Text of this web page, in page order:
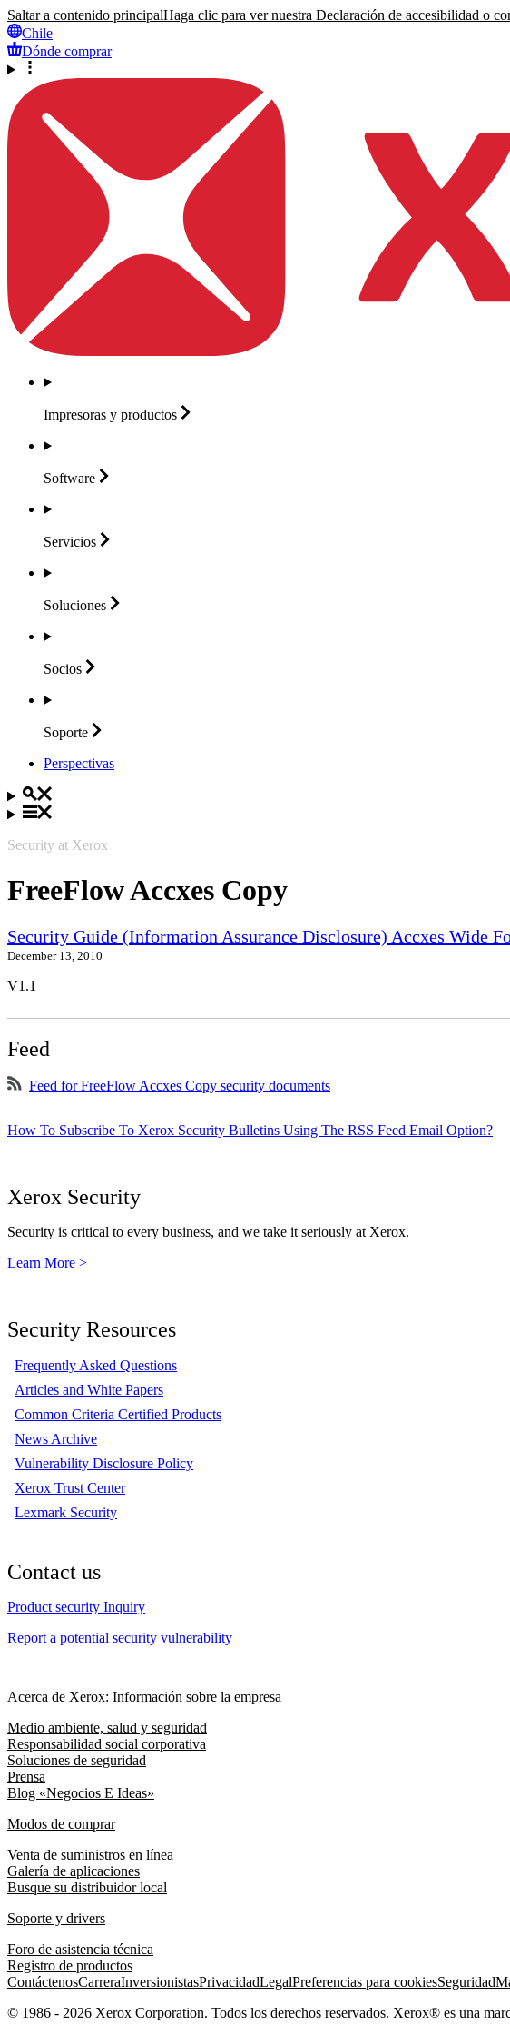
Saltar a contenido principalHaga clic para ver nuestra Declaración de accesibilidad o
Chile
Dónde comprar
Impresoras y productos
Software
Servicios
Soluciones
Socios
Soporte
Perspectivas
Security at Xerox
FreeFlow Accxes Copy
Security Guide (Information Assurance Disclosure) Accxes Wide
December 13, 2010
V1.1
Feed
Feed for FreeFlow Accxes Copy security documents
How To Subscribe To Xerox Security Bulletins Using The RSS Feed Email Option?
Xerox Security
Security is critical to every business, and we take it seriously at Xerox.
Learn More >
Security Resources
Frequently Asked Questions
Articles and White Papers
Common Criteria Certified Products
News Archive
Vulnerability Disclosure Policy
Xerox Trust Center
Lexmark Security
Contact us
Product security Inquiry
Report a potential security vulnerability
Acerca de Xerox: Información sobre la empresa
Medio ambiente, salud y seguridad
Responsabilidad social corporativa
Soluciones de seguridad
Prensa
Blog «Negocios E Ideas»
Modos de comprar
Venta de suministros en línea
Galería de aplicaciones
Busque su distribuidor local
Soporte y drivers
Foro de asistencia técnica
Registro de productos
ContáctenosCarreraInversionistasPrivacidadLegalPreferencias para cookiesSeguridad
© 1986 - 2026 Xerox Corporation. Todos los derechos reservados. Xerox® es una